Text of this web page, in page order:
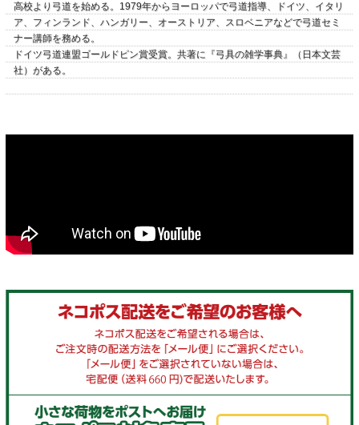
高校より弓道を始める。1979年からヨーロッパで弓道指導、ドイツ、イタリ
ア、フィンランド、ハンガリー、オーストリア、スロベニアなどで弓道セミ
ナー講師を務める。
ドイツ弓道連盟ゴールドピン賞受賞。共著に『弓具の雑学事典』（日本文芸
社）がある。